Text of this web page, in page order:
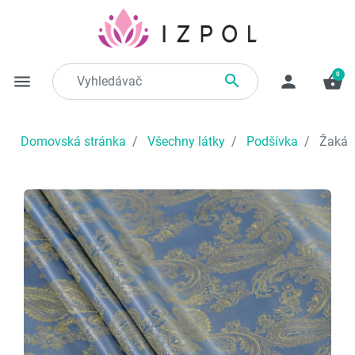
menu  person shopping_basket
0
Domovská stránka Všechny látky Podšívka